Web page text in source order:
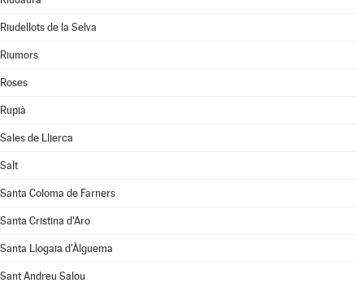
Riudellots de la Selva
Riumors
Roses
Rupià
Sales de Llierca
Salt
Santa Coloma de Farners
Santa Cristina d'Aro
Santa Llogaia d'Àlguema
Sant Andreu Salou